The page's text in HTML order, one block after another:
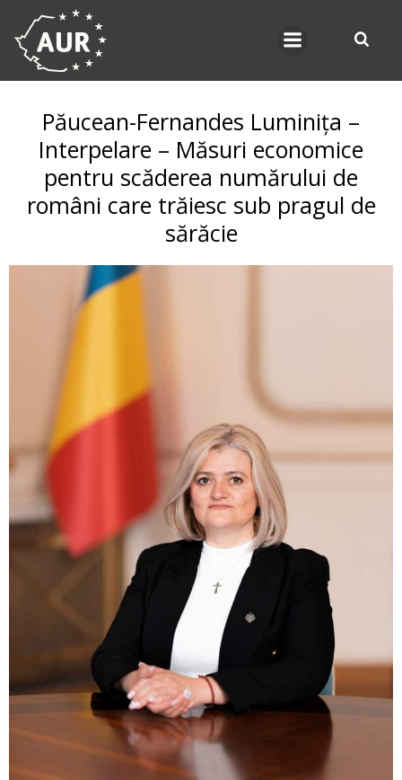
Păucean-Fernandes Luminița –
Interpelare – Măsuri economice
pentru scăderea numărului de
români care trăiesc sub pragul de
sărăcie